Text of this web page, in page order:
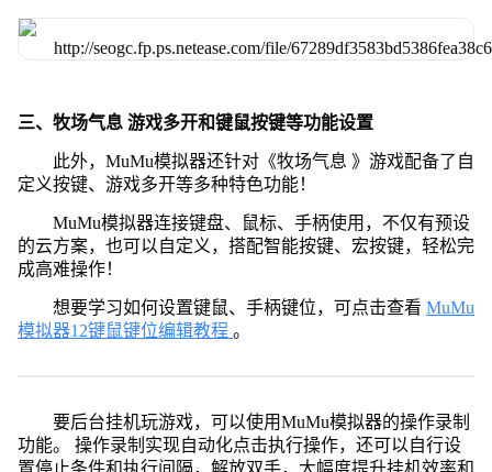
三、牧场气息 游戏多开和键鼠按键等功能设置
此外，MuMu模拟器还针对《牧场气息 》游戏配备了自
定义按键、游戏多开等多种特色功能！
MuMu模拟器连接键盘、鼠标、手柄使用，不仅有预设
的云方案，也可以自定义，搭配智能按键、宏按键，轻松完
成高难操作！
想要学习如何设置键鼠、手柄键位，可点击查看 MuMu
模拟器12键鼠键位编辑教程 。
要后台挂机玩游戏，可以使用MuMu模拟器的操作录制
功能。 操作录制实现自动化点击执行操作，还可以自行设
置停止条件和执行间隔，解放双手，大幅度提升挂机效率和